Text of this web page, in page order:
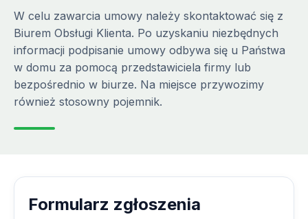
W celu zawarcia umowy należy skontaktować się z
Biurem Obsługi Klienta. Po uzyskaniu niezbędnych
informacji podpisanie umowy odbywa się u Państwa
w domu za pomocą przedstawiciela firmy lub
bezpośrednio w biurze. Na miejsce przywozimy
również stosowny pojemnik.
Formularz zgłoszenia